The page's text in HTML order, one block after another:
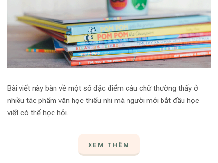
Bài viết này bàn về một số đặc điểm câu chữ thường thấy ở
nhiều tác phẩm văn học thiếu nhi mà người mới bắt đầu học
viết có thể học hỏi.
XEM THÊM